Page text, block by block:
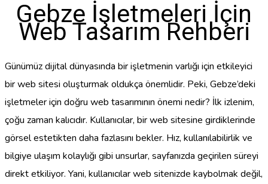
Gebze İşletmeleri İçin
Web Tasarım Rehberi
Günümüz dijital dünyasında bir işletmenin varlığı için etkileyici
bir web sitesi oluşturmak oldukça önemlidir. Peki, Gebze’deki
işletmeler için doğru web tasarımının önemi nedir? İlk izlenim,
çoğu zaman kalıcıdır. Kullanıcılar, bir web sitesine girdiklerinde
görsel estetikten daha fazlasını bekler. Hız, kullanılabilirlik ve
bilgiye ulaşım kolaylığı gibi unsurlar, sayfanızda geçirilen süreyi
direkt etkiliyor. Yani, kullanıcılar web sitenizde kaybolmak değil,